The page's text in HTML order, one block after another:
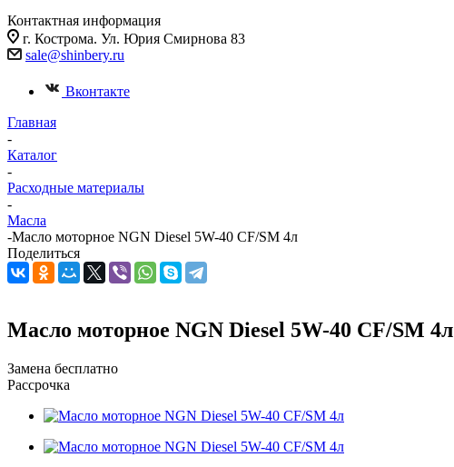
Контактная информация
г. Кострома. Ул. Юрия Смирнова 83
sale@shinbery.ru
Вконтакте
Главная
-
Каталог
-
Расходные материалы
-
Масла
-Масло моторное NGN Diesel 5W-40 CF/SM 4л
Поделиться
Масло моторное NGN Diesel 5W-40 CF/SM 4л
Замена бесплатно
Рассрочка